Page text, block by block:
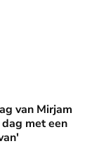
eruit?
van Mirjam
met een